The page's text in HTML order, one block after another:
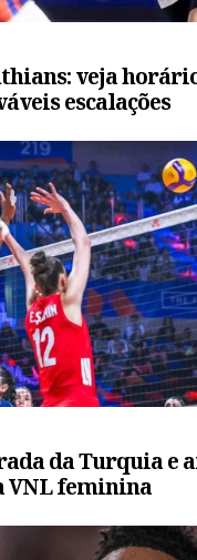
veja
escalações
da Turquia e
VNL feminina